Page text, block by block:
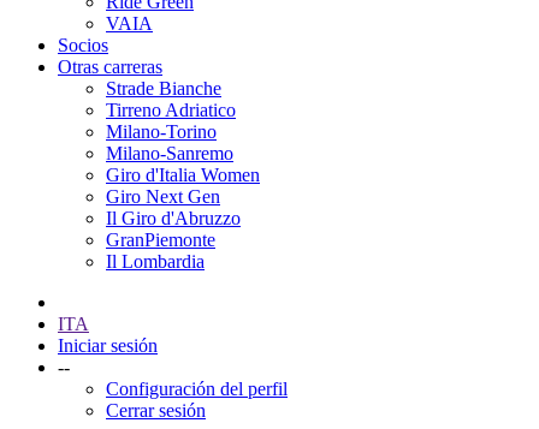
VAIA
Socios
Otras carreras
Strade Bianche
Tirreno Adriatico
Milano-Torino
Milano-Sanremo
Giro d'Italia Women
Giro Next Gen
Il Giro d'Abruzzo
GranPiemonte
Il Lombardia
ITA
Iniciar sesión
--
Configuración del perfil
Cerrar sesión